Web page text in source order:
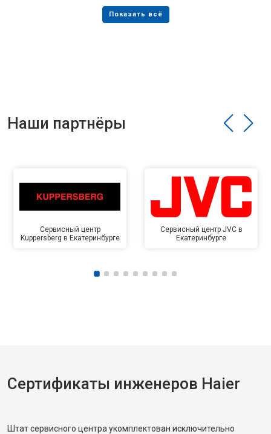
Наши партнёры
Сервисный центр
Kuppersberg в Екатеринбурге
Сервисный центр JVC в
Екатеринбурге
Сертификаты инженеров Haier
Штат сервисного центра укомплектован исключительно